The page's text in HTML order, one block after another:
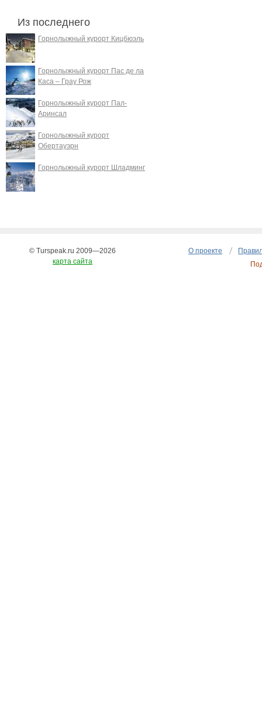
Из последнего
Горнолыжный курорт Кицбюэль
Горнолыжный курорт Пас де ла
Каса – Грау Рож
Горнолыжный курорт Пал-
Аринсал
Горнолыжный курорт
Обертауэрн
Горнолыжный курорт Шладминг
О проекте
© Turspeak.ru 2009—2026
карта сайта